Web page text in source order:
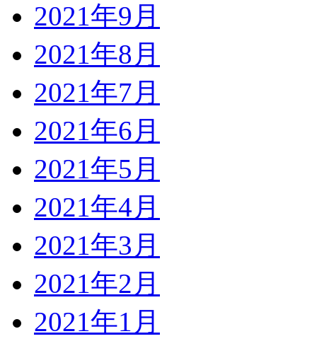
2021年9月
2021年8月
2021年7月
2021年6月
2021年5月
2021年4月
2021年3月
2021年2月
2021年1月